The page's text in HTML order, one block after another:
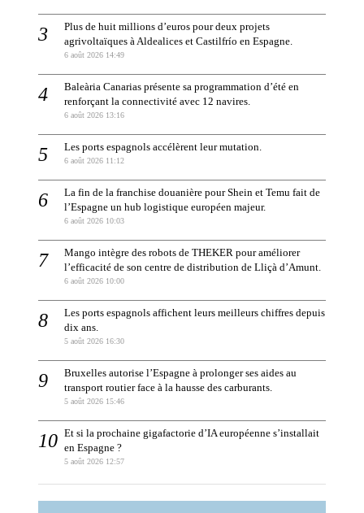
Plus de huit millions d’euros pour deux projets
agrivoltaïques à Aldealices et Castilfrío en Espagne.
6 août 2026 14:49
Baleària Canarias présente sa programmation d’été en
renforçant la connectivité avec 12 navires.
6 août 2026 13:16
Les ports espagnols accélèrent leur mutation.
6 août 2026 11:12
La fin de la franchise douanière pour Shein et Temu fait de
l’Espagne un hub logistique européen majeur.
6 août 2026 10:03
Mango intègre des robots de THEKER pour améliorer
l’efficacité de son centre de distribution de Lliçà d’Amunt.
6 août 2026 10:00
Les ports espagnols affichent leurs meilleurs chiffres depuis
dix ans.
5 août 2026 16:30
Bruxelles autorise l’Espagne à prolonger ses aides au
transport routier face à la hausse des carburants.
5 août 2026 15:46
Et si la prochaine gigafactorie d’IA européenne s’installait
en Espagne ?
5 août 2026 12:57